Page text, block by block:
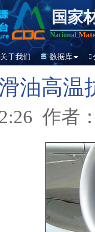
国家
National
关于我们 数据库
油高温
作者